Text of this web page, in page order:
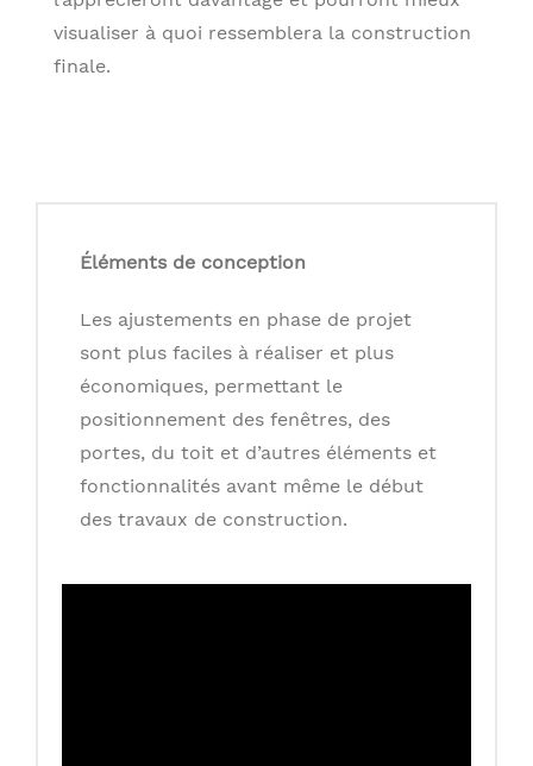
visualiser à quoi ressemblera la construction
finale.
Éléments de conception
Les ajustements en phase de projet
sont plus faciles à réaliser et plus
économiques, permettant le
positionnement des fenêtres, des
portes, du toit et d’autres éléments et
fonctionnalités avant même le début
des travaux de construction.